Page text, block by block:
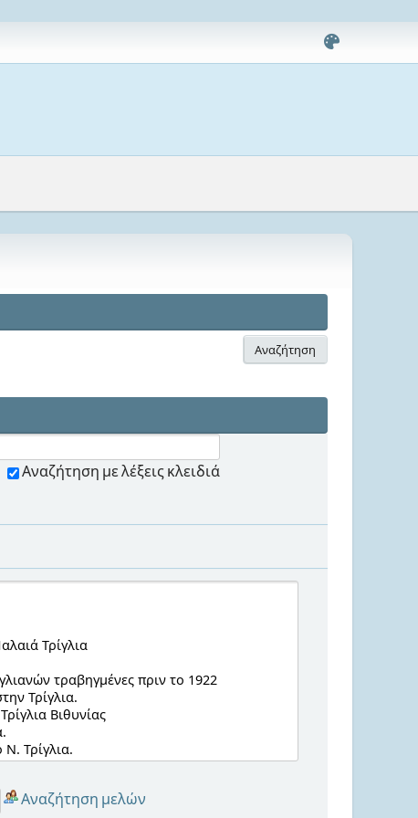
Αναζήτηση
Αναζήτηση με λέξεις κλειδιά
Αναζήτηση μελών